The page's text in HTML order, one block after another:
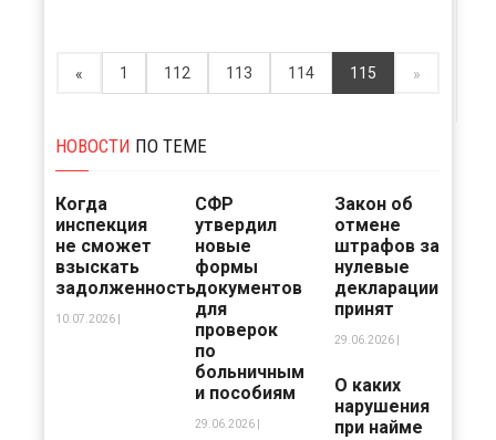
« 1 112 113 114 115 »
НОВОСТИ ПО ТЕМЕ
Когда
инспекция
не сможет
взыскать
задолженность
10.07.2026 |
СФР
утвердил
новые
формы
документов
для
проверок
по
больничным
и пособиям
29.06.2026 |
Закон об
отмене
штрафов за
нулевые
декларации
принят
29.06.2026 |
О каких
нарушения
при найме